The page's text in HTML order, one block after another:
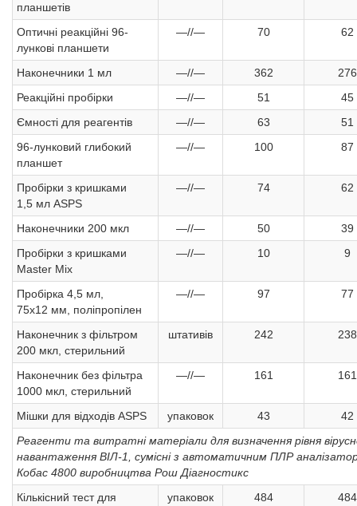
планшетів
Оптичні реакційні 96-
лункові планшети
—//— 70 62
Наконечники 1 мл —//— 362
276
Реакційні пробірки
—//— 51
45
Ємності для реагентів
—//— 63
51
96-лунковий глибокий
планшет
—//— 100 87
Пробірки з кришками
1,5 мл ASPS
—//— 74 62
Наконечники 200 мкл —//— 50
39
Пробірки з кришками
Master Mix
—//— 10 9
Пробірка 4,5 мл,
75х12 мм, поліпропілен
—//— 97 77
Наконечник з фільтром
200 мкл, стерильний
штативів 242 238
Наконечник без фільтра
1000 мкл, стерильний
—//— 161 161
Мішки для відходів ASPS упаковок 43
42
Реагенти та витратні матеріали для визначення рівня
навантаження ВІЛ-1, сумісні з автоматичним ПЛР
Кобас 4800 виробництва Рош Діагностикс
Кількісний тест для
упаковок 484 484